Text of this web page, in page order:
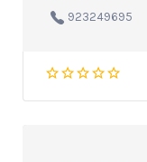
923249695